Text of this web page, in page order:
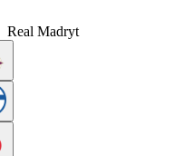
Real Madryt